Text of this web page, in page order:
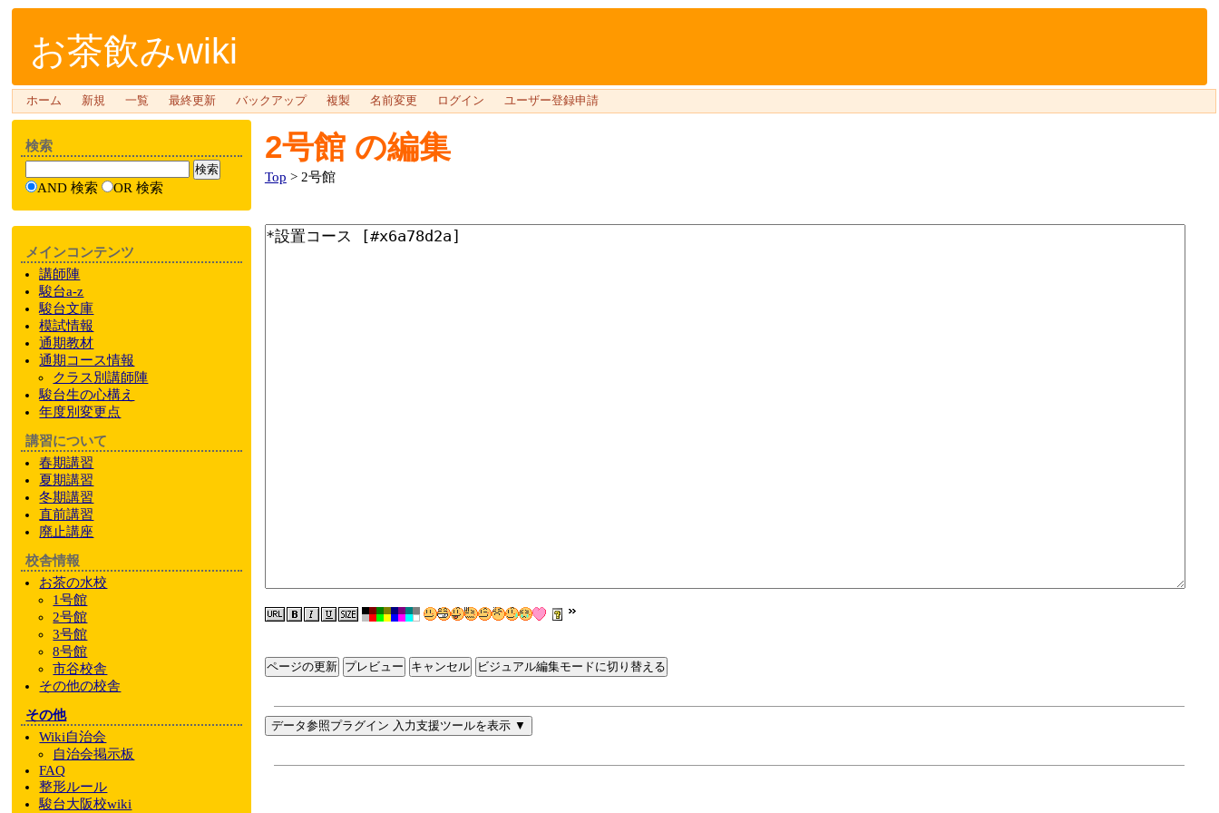
お茶飲みwiki
ホーム 新規 一覧 最終更新 バックアップ 複製 名前変更 ログイン ユーザー登録申請
2号館の編集
Top > 2号館
ページの更新 ビジュアル編集モードに切り替える
データ参照プラグイン 入力支援ツールを表示 ▼
検索
AND 検索 OR 検索
メインコンテンツ
講師陣
駿台a-z
駿台文庫
模試情報
通期教材
通期 コース情報
クラス別講師陣
駿台生の心構え
年度別変更点
講習について
春期講習
夏期講習
冬期講習
直前講習
廃止講座
校舎情報
お茶の水校
1号館
2号館
3号館
8号館
市谷校舎
その他の校舎
その他
Wiki自治会
自治会掲示板
FAQ
整形ルール
駿台大阪校wiki